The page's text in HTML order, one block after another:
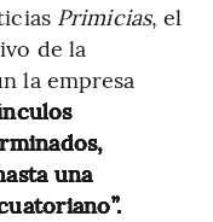
Primicias, el
de la
la empresa
una